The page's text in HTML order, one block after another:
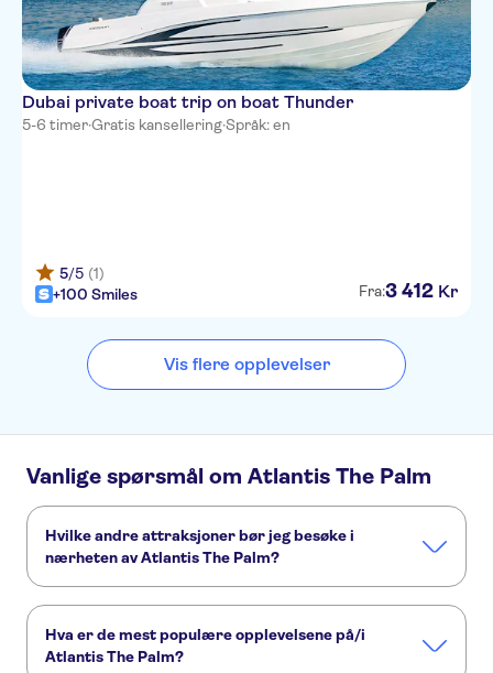
Dubai private boat trip on boat Thunder
5-6 timer·Gratis kansellering·Språk: en
5/5 (1)
+100 Smiles
Fra:3 412 Kr
Vis flere opplevelser
Vanlige spørsmål om Atlantis The Palm
Hvilke andre attraksjoner bør jeg besøke i
nærheten av Atlantis The Palm?
Safarier og opplevelser i Dubais ørken
Hva er de mest populære opplevelsene på/i
Atlantis The Palm?